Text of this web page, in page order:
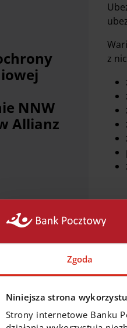
Zgoda
Niniejsza strona
Strony internetowe Banku
NNW
Allianz
z
jeden